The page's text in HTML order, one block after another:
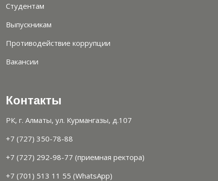
Студентам
Выпускникам
Противодействие коррупции
Вакансии
Контакты
РК, г. Алматы, ул. Курмангазы, д.107
+7 (727) 350-78-88
+7 (727) 292-98-77 (приемная ректора)
+7 (701) 513 11 55 (WhatsApp)